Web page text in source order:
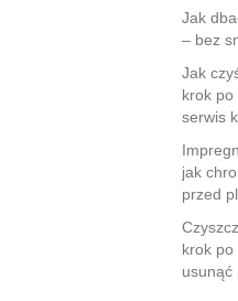
Jak
– bez
Jak
krok
serwis
jak
przed
krok po
usunąć